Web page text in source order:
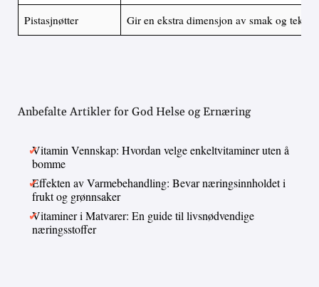
Pistasjnøtter Gir en ekstra dimensjon av smak og tekstur
Anbefalte Artikler for God Helse og Ernæring
Vitamin Vennskap: Hvordan velge enkeltvitaminer uten å
bomme
Effekten av Varmebehandling: Bevar næringsinnholdet i
frukt og grønnsaker
Vitaminer i Matvarer: En guide til livsnødvendige
næringsstoffer